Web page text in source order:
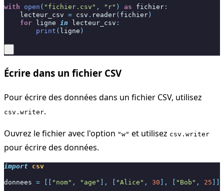
with open ( "fichier.csv" , "r" ) as fichier :
lecteur_csv = csv . reader( fichier )
for
ligne in lecteur_csv :
print ( ligne )
Écrire dans un fichier CSV
Pour écrire des données dans un fichier CSV, utilisez
csv.writer.
Ouvrez le fichier avec l'option "w" et utilisez csv.writer
pour écrire des données.
import csv
donnees = "nom" , "age" ], "Alice" , 30 ], "Bob" , 25